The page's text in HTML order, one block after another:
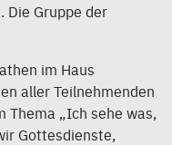
Die Gruppe der
im Haus
aller Teilnehmenden
Thema „Ich sehe was,
Gottesdienste,